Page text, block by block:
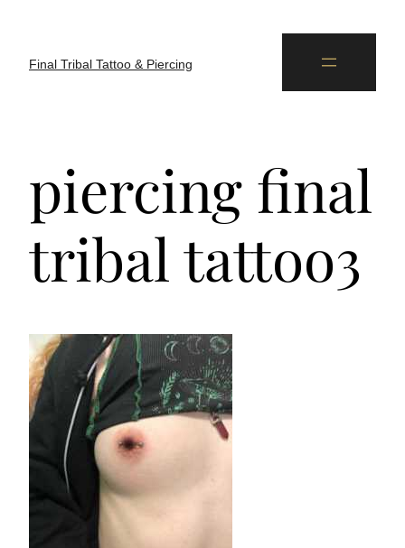
Final Tribal Tattoo & Piercing
piercing final
tribal tattoo3